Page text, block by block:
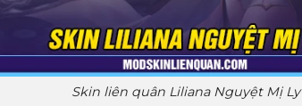
Skin liên quân Liliana Nguyệt Mị Ly